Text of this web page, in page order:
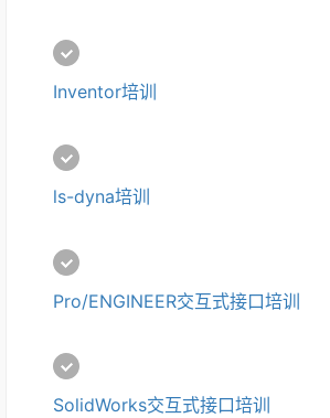
Inventor培训
ls-dyna培训
Pro/ENGINEER交互式接口培训
SolidWorks交互式接口培训